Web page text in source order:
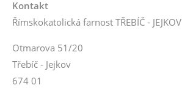
Kontakt
Římskokatolická farnost TŘEBÍČ - JEJKOV
Otmarova 51/20
Třebíč - Jejkov
674 01